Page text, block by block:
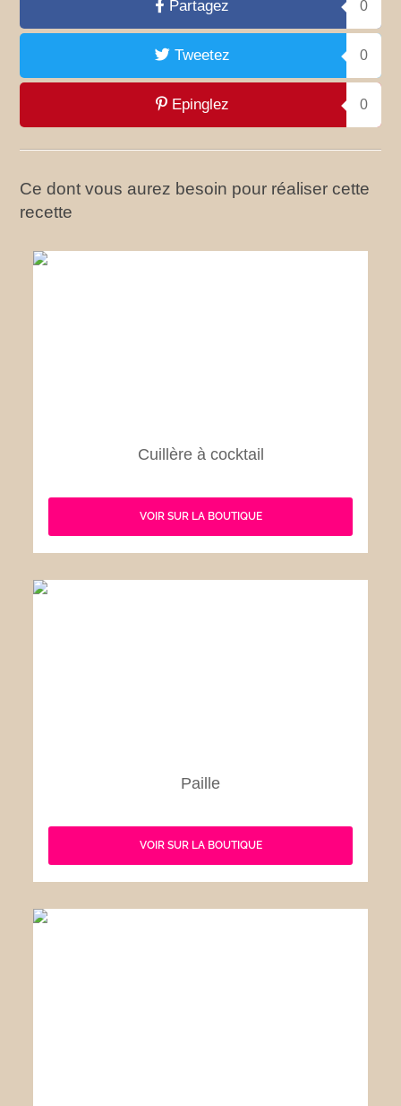
Partagez 0
Tweetez 0
Epinglez 0
Ce dont vous aurez besoin pour réaliser cette
recette
Cuillère à cocktail
VOIR SUR LA BOUTIQUE
Paille
VOIR SUR LA BOUTIQUE